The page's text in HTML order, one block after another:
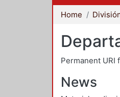
Home
Permanent URI
News